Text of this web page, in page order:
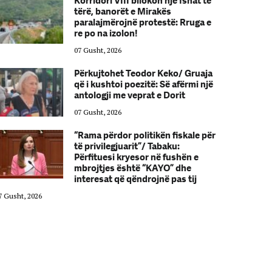
tërë, banorët e Mirakës
paralajmërojnë protestë: Rruga e
re po na izolon!
07 Gusht, 2026
Përkujtohet Teodor Keko/ Gruaja
që i kushtoi poezitë: Së afërmi një
antologji me veprat e Dorit
07 Gusht, 2026
“Rama përdor politikën fiskale për
të privilegjuarit”/ Tabaku:
Përfituesi kryesor në fushën e
mbrojtjes është “KAYO” dhe
interesat që qëndrojnë pas tij
Gusht, 2026